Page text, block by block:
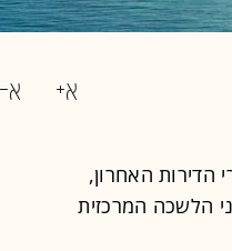
הדירות האחרון,
הלשכה המרכזית